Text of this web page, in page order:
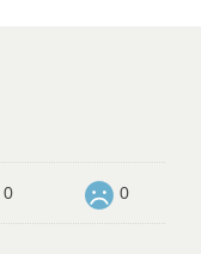
0 0